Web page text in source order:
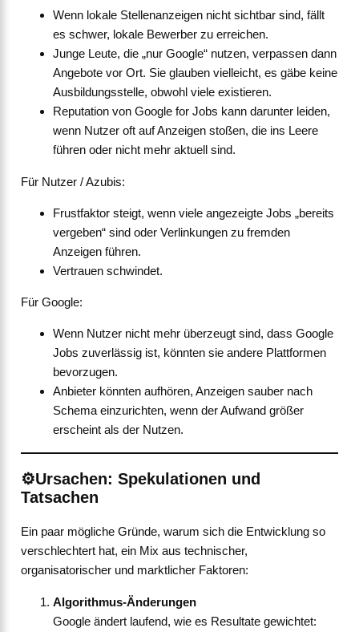
Wenn lokale Stellenanzeigen nicht sichtbar sind, fällt
es schwer, lokale Bewerber zu erreichen.
Junge Leute, die „nur Google“ nutzen, verpassen dann
Angebote vor Ort. Sie glauben vielleicht, es gäbe keine
Ausbildungsstelle, obwohl viele existieren.
Reputation von Google for Jobs kann darunter leiden,
wenn Nutzer oft auf Anzeigen stoßen, die ins Leere
führen oder nicht mehr aktuell sind.
Für Nutzer / Azubis:
Frustfaktor steigt, wenn viele angezeigte Jobs „bereits
vergeben“ sind oder Verlinkungen zu fremden
Anzeigen führen.
Vertrauen schwindet.
Für Google:
Wenn Nutzer nicht mehr überzeugt sind, dass Google
Jobs zuverlässig ist, könnten sie andere Plattformen
bevorzugen.
Anbieter könnten aufhören, Anzeigen sauber nach
Schema einzurichten, wenn der Aufwand größer
erscheint als der Nutzen.
⚙️Ursachen: Spekulationen und
Tatsachen
Ein paar mögliche Gründe, warum sich die Entwicklung so
verschlechtert hat, ein Mix aus technischer,
organisatorischer und marktlicher Faktoren:
Algorithmus-Änderungen
Google ändert laufend, wie es Resultate gewichtet: